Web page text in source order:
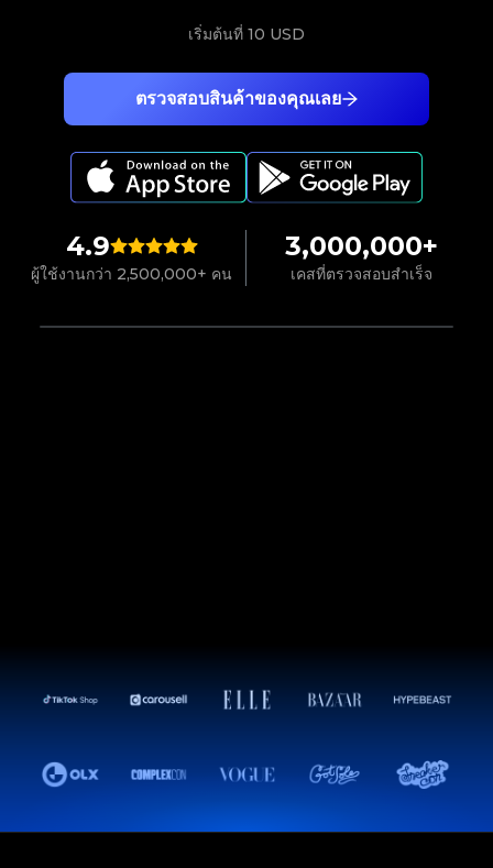
4.9
ผู้ใช้งานกว่า 2,500,000+ คน
3,000,000+
เคสที่ตรวจสอบสำเร็จ
ตรวจสอบสินค้าของคุณเลย
เริ่มต้นที่ 10 USD